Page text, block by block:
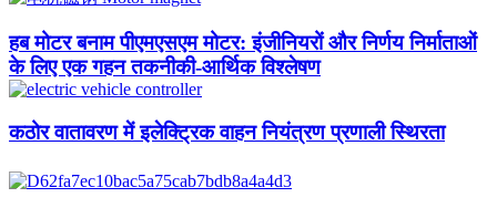
हब मोटर बनाम पीएमएसएम मोटर: इंजीनियरों और निर्णय निर्माताओं
के लिए एक गहन तकनीकी-आर्थिक विश्लेषण
कठोर वातावरण में इलेक्ट्रिक वाहन नियंत्रण प्रणाली स्थिरता